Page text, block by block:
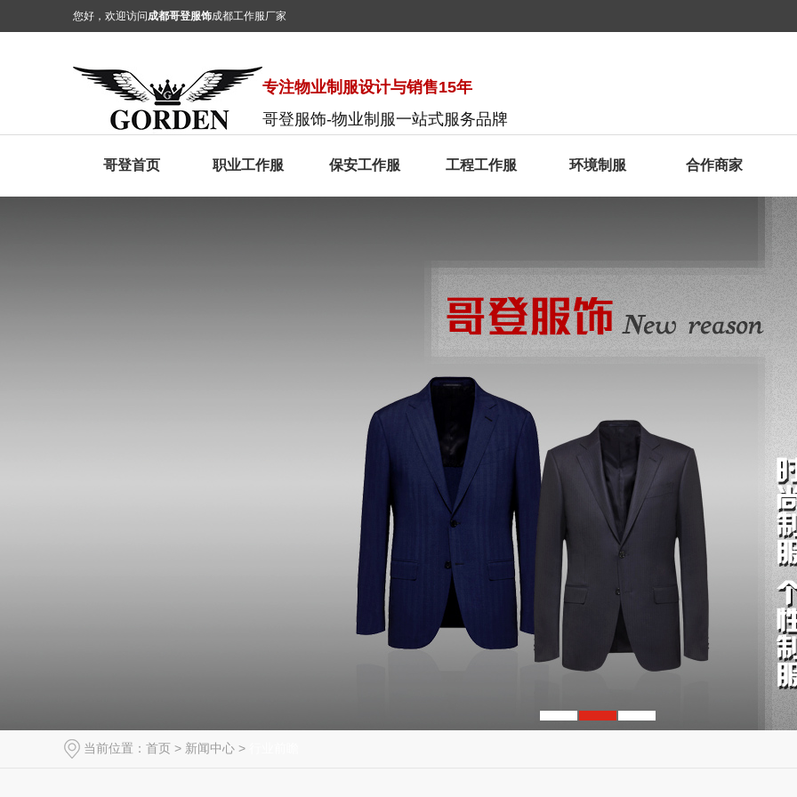
您好，欢迎访问成都哥登服饰成都工作服厂家
专注物业制服设计与销售15年
哥登服饰-物业制服一站式服务品牌
哥登首页 职业工作服 保安工作服 工程工作服 环境制服 合作商家
当前位置： 首页 > 新闻中心 >